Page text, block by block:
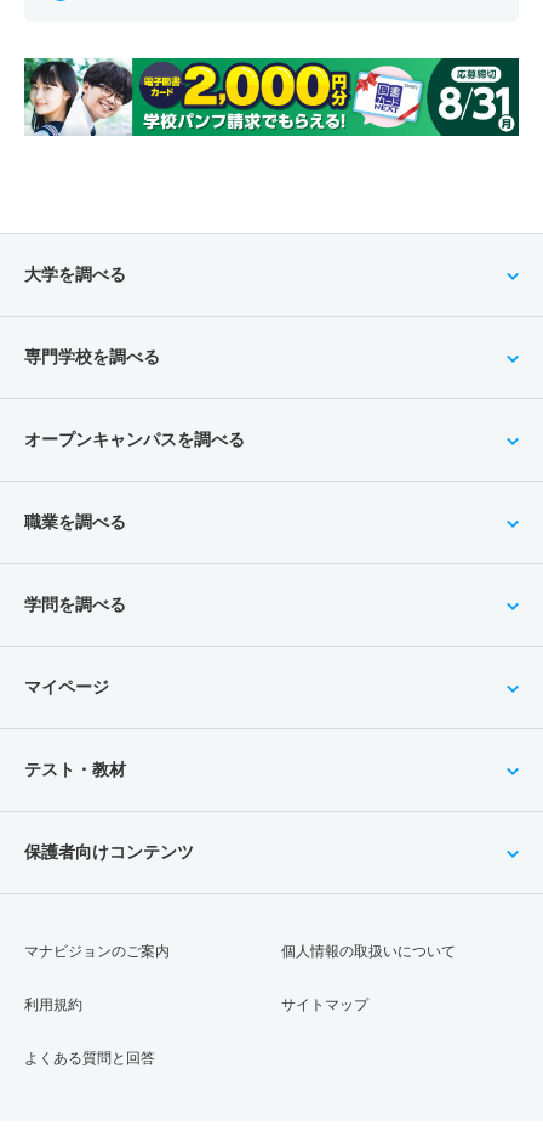
大学を調べる
専門学校を調べる
オープンキャンパスを調べる
職業を調べる
学問を調べる
マイページ
テスト・教材
保護者向けコンテンツ
マナビジョンのご案内
利用規約
よくある質問と回答
個人情報の取扱いについて
サイトマップ